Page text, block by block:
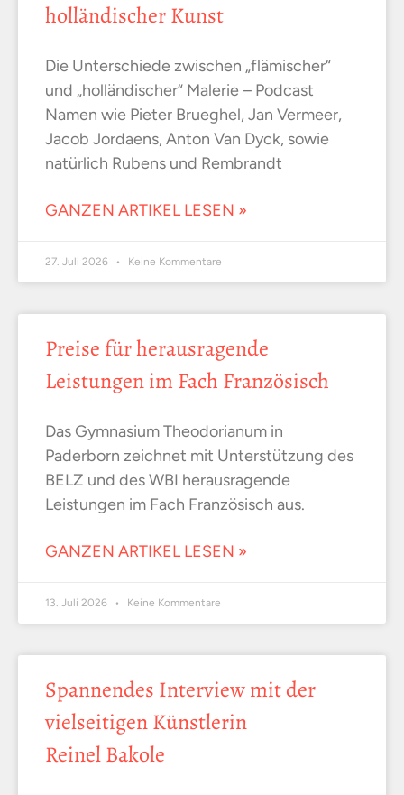
holländischer Kunst
Die Unterschiede zwischen „flämischer“
und „holländischer“ Malerie – Podcast
Namen wie Pieter Brueghel, Jan Vermeer,
Jacob Jordaens, Anton Van Dyck, sowie
natürlich Rubens und Rembrandt
GANZEN ARTIKEL LESEN »
27. Juli 2026 Keine Kommentare
Preise für herausragende
Leistungen im Fach Französisch
Das Gymnasium Theodorianum in
Paderborn zeichnet mit Unterstützung des
BELZ und des WBI herausragende
Leistungen im Fach Französisch aus.
GANZEN ARTIKEL LESEN »
13. Juli 2026 Keine Kommentare
Spannendes Interview mit der
vielseitigen Künstlerin
Reinel Bakole